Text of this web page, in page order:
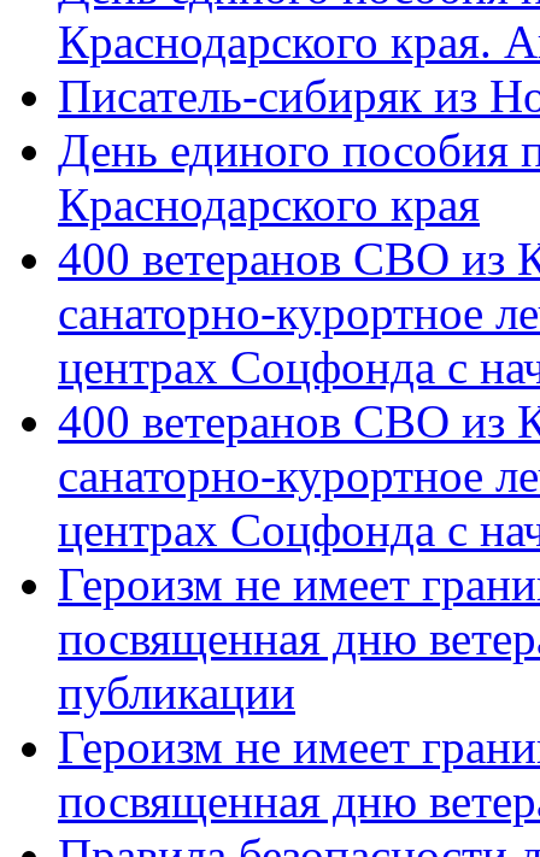
Краснодарского края.
Писатель-сибиряк из
День единого пособия
Краснодарского края
400 ветеранов СВО из
санаторно-курортное
центрах Соцфонда с
400 ветеранов СВО из
санаторно-курортное
центрах Соцфонда с
Героизм не имеет
посвященная дню
публикации
Героизм не имеет
посвященная дню